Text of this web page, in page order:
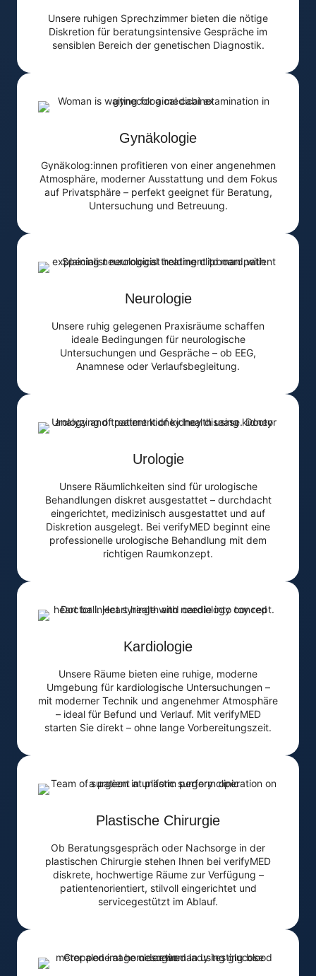
Unsere ruhigen Sprechzimmer bieten die nötige
Diskretion für beratungsintensive Gespräche im
sensiblen Bereich der genetischen Diagnostik.
Gynäkologie
Gynäkolog:innen profitieren von einer angenehmen
Atmosphäre, moderner Ausstattung und dem Fokus
auf Privatsphäre – perfekt geeignet für Beratung,
Untersuchung und Betreuung.
Neurologie
Unsere ruhig gelegenen Praxisräume schaffen
ideale Bedingungen für neurologische
Untersuchungen und Gespräche – ob EEG,
Anamnese oder Verlaufsbegleitung.
Urologie
Unsere Räumlichkeiten sind für urologische
Behandlungen diskret ausgestattet – durchdacht
eingerichtet, medizinisch ausgestattet und auf
Diskretion ausgelegt. Bei verifyMED beginnt eine
professionelle urologische Behandlung mit dem
richtigen Raumkonzept.
Kardiologie
Unsere Räume bieten eine ruhige, moderne
Umgebung für kardiologische Untersuchungen –
mit moderner Technik und angenehmer Atmosphäre
– ideal für Befund und Verlauf. Mit verifyMED
starten Sie direkt – ohne lange Vorbereitungszeit.
Plastische Chirurgie
Ob Beratungsgespräch oder Nachsorge in der
plastischen Chirurgie stehen Ihnen bei verifyMED
diskrete, hochwertige Räume zur Verfügung –
patientenorientiert, stilvoll eingerichtet und
servicegestützt im Ablauf.